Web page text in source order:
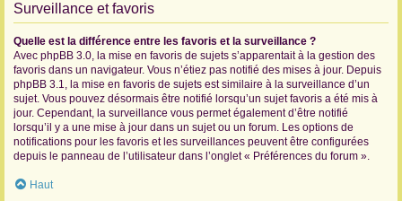
Surveillance et favoris
Quelle est la différence entre les favoris et la surveillance ?
Avec phpBB 3.0, la mise en favoris de sujets s’apparentait à la gestion des
favoris dans un navigateur. Vous n’étiez pas notifié des mises à jour. Depuis
phpBB 3.1, la mise en favoris de sujets est similaire à la surveillance d’un
sujet. Vous pouvez désormais être notifié lorsqu’un sujet favoris a été mis à
jour. Cependant, la surveillance vous permet également d’être notifié
lorsqu’il y a une mise à jour dans un sujet ou un forum. Les options de
notifications pour les favoris et les surveillances peuvent être configurées
depuis le panneau de l’utilisateur dans l’onglet « Préférences du forum ».
Haut